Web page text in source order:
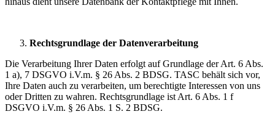
Rechtsgrundlage der Datenverarbeitung
Die Verarbeitung Ihrer Daten erfolgt auf Grundlage der Art. 6 Abs.
1 a), 7 DSGVO i.V.m. § 26 Abs. 2 BDSG. TASC behält sich vor,
Ihre Daten auch zu verarbeiten, um berechtigte Interessen von uns
oder Dritten zu wahren. Rechtsgrundlage ist Art. 6 Abs. 1 f
DSGVO i.V.m. § 26 Abs. 1 S. 2 BDSG.